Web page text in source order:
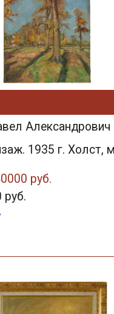
Александрович
1935 г. Холст,
руб.
руб.